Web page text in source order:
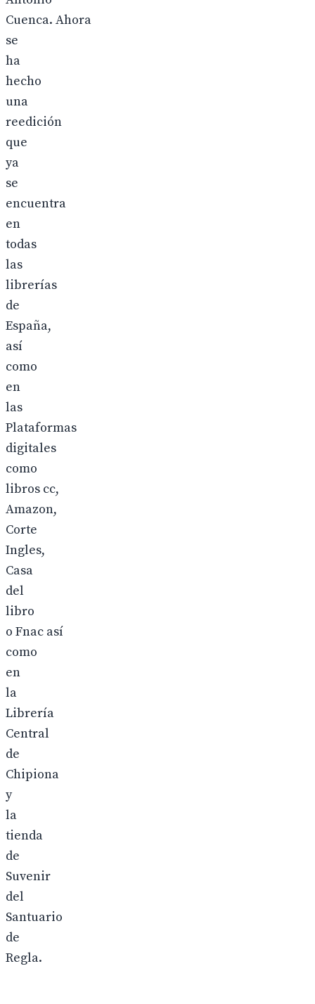
Cuenca. Ahora
se
ha
hecho
una
reedición
que
ya
se
encuentra
en
todas
las
librerías
de
España,
así
como
en
las
Plataformas
digitales
como
libros cc,
Amazon,
Corte
Ingles,
Casa
del
libro
o Fnac así
como
en
la
Librería
Central
de
Chipiona
y
la
tienda
de
Suvenir
del
Santuario
de
Regla.